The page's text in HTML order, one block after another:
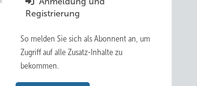
Registrierung
So melden Sie sich als Abonnent an, um
Zugriff auf alle Zusatz-Inhalte zu
bekommen.